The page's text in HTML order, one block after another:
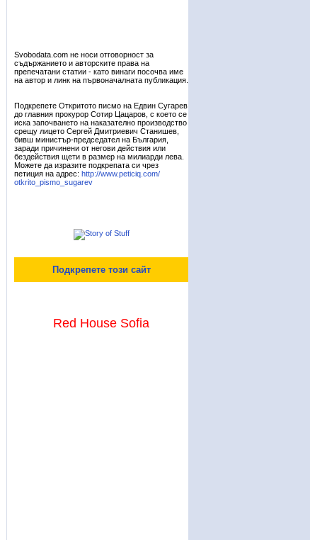
Svobodata.com не носи отговорност за
съдържанието и авторските права на
препечатани статии - като винаги посочва име
на автор и линк на първоначалната публикация.
Подкрепете Откритото писмо на Едвин Сугарев
до главния прокурор Сотир Цацаров, с което се
иска започването на наказателно производство
срещу лицето Сергей Дмитриевич Станишев,
бивш министър-председател на България,
заради причинени от негови действия или
бездействия щети в размер на милиарди лева.
Можете да изразите подкрепата си чрез
петиция на адрес: http://www.peticiq.com/
otkrito_pismo_sugarev
Подкрепете този сайт
Red House Sofia